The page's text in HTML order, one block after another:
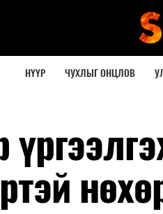
НҮҮР ЧУХЛЫГ ОНЦЛОВ